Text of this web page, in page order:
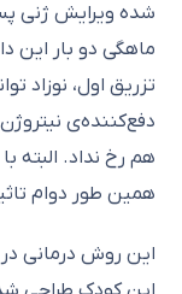
ماهگی دو بار این
تزریق اول، نوزاد
دفع‌کننده‌ی
هم رخ نداد. البته
همین طور دوام
این روش درمانی